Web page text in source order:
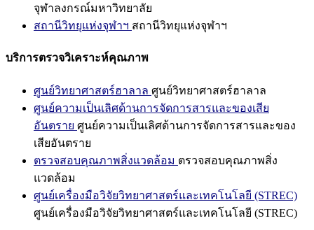
จุฬาลงกรณ์มหาวิทยาลัย
สถานีวิทยุแห่งจุฬาฯ สถานีวิทยุแห่งจุฬาฯ
บริการตรวจวิเคราะห์คุณภาพ
ศูนย์วิทยาศาสตร์ฮาลาล ศูนย์วิทยาศาสตร์ฮาลาล
ศูนย์ความเป็นเลิศด้านการจัดการสารและของเสีย
อันตราย ศูนย์ความเป็นเลิศด้านการจัดการสารและของ
เสียอันตราย
ตรวจสอบคุณภาพสิ่งแวดล้อม ตรวจสอบคุณภาพสิ่ง
แวดล้อม
ศูนย์เครื่องมือวิจัยวิทยาศาสตร์และเทคโนโลยี (STREC)
ศูนย์เครื่องมือวิจัยวิทยาศาสตร์และเทคโนโลยี (STREC)